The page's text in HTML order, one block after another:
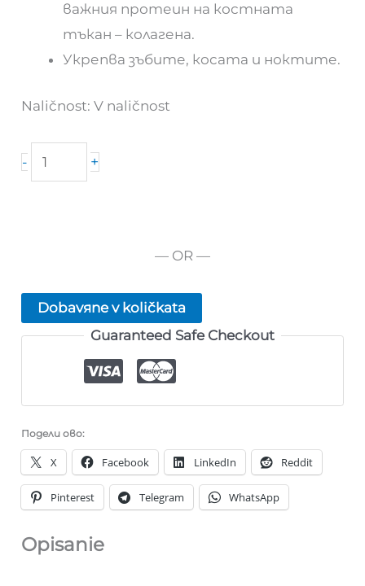
важния протеин на костната
тъкан – колагена.
Укрепва зъбите, косата и ноктите.
Naličnost: V naličnost
-
količestvo
za
+
— OR —
Dobavяne v količkata
Guaranteed Safe Checkout
Подели ово:
X Facebook LinkedIn Reddit
Pinterest Telegram WhatsApp
Opisanie